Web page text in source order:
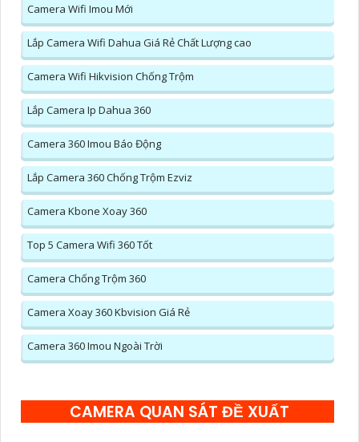
Camera Wifi Imou Mới
Lắp Camera Wifi Dahua Giá Rẻ Chất Lượng cao
Camera Wifi Hikvision Chống Trộm
Lắp Camera Ip Dahua 360
Camera 360 Imou Báo Động
Lắp Camera 360 Chống Trộm Ezviz
Camera Kbone Xoay 360
Top 5 Camera Wifi 360 Tốt
Camera Chống Trộm 360
Camera Xoay 360 Kbvision Giá Rẻ
Camera 360 Imou Ngoài Trời
CAMERA QUAN SÁT ĐỀ XUẤT